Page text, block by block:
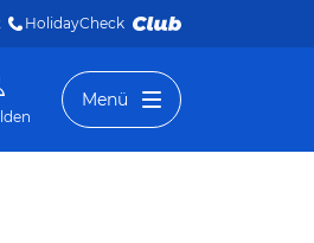
HolidayCheck
Menü